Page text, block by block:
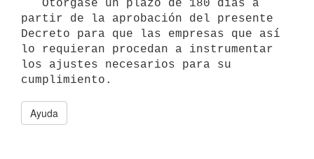
partir de la aprobación del presente
Decreto para que las empresas que así
lo requieran procedan a instrumentar
los ajustes necesarios para su
Ayuda